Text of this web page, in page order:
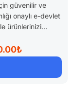
güvenilir ve
onaylı e-devlet
ürünlerinizi...